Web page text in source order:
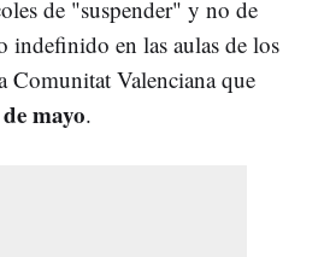
de "suspender" y no de
indefinido en las aulas de los
Comunitat Valenciana que
mayo.